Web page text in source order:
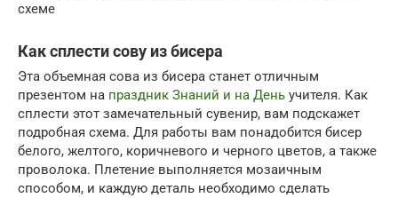
схеме
Как сплести сову из бисера
Эта объемная сова из бисера станет отличным
презентом на праздник Знаний и на День учителя. Как
сплести этот замечательный сувенир, вам подскажет
подробная схема. Для работы вам понадобится бисер
белого, желтого, коричневого и черного цветов, а также
проволока. Плетение выполняется мозаичным
способом, и каждую деталь необходимо сделать